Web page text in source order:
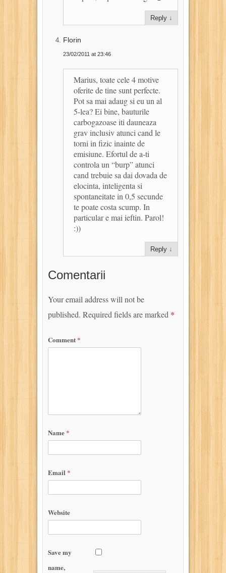
Reply ↓
Florin
23/02/2011 at 23:46
Marius, toate cele 4 motive
oferite de tine sunt perfecte.
Pot sa mai adaug si eu un al
5-lea? Ei bine, bauturile
carbogazoase iti dauneaza
grav inclusiv atunci cand le
torni in fizic inainte de
emisiune. Efortul de a-ti
controla un “burp” atunci
cand trebuie sa dai dovada de
elocinta, inteligenta si
spontaneitate in 0,5 secunde
te poate costa scump. In
particular e mai ieftin. Parol!
:))
Reply ↓
Comentarii
Your email address will not be
published. Required fields are marked *
Comment *
Name *
Email *
Website
Save my
name,